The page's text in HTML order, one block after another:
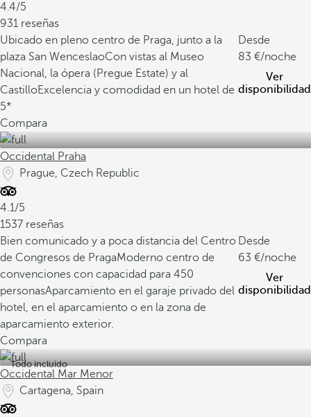
4.4/5
931 reseñas
Ubicado en pleno centro de Praga, junto a la
plaza San WenceslaoCon vistas al Museo
Nacional, la ópera (Pregue Estate) y al
CastilloExcelencia y comodidad en un hotel de
5*
Desde
83
/noche
Ver
disponibilidad
Compara
Occidental Praha
Prague, Czech Republic
4.1/5
1537 reseñas
Bien comunicado y a poca distancia del Centro
de Congresos de PragaModerno centro de
convenciones con capacidad para 450
personasAparcamiento en el garaje privado del
hotel, en el aparcamiento o en la zona de
aparcamiento exterior.
Desde
63
/noche
Ver
disponibilidad
Compara
Todo incluido
Occidental Mar Menor
Cartagena, Spain